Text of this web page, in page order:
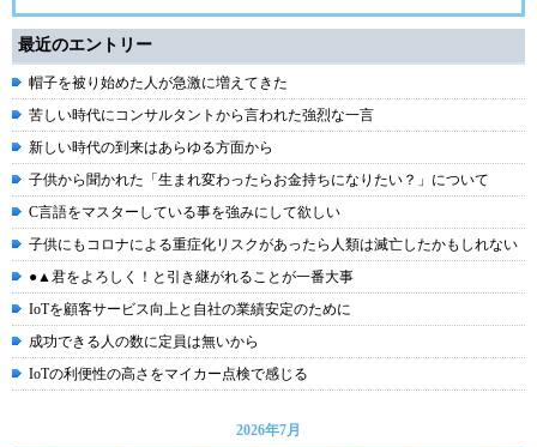
最近のエントリー
帽子を被り始めた人が急激に増えてきた
苦しい時代にコンサルタントから言われた強烈な一言
新しい時代の到来はあらゆる方面から
子供から聞かれた「生まれ変わったらお金持ちになりたい？」について
C言語をマスターしている事を強みにして欲しい
子供にもコロナによる重症化リスクがあったら人類は滅亡したかもしれない
●▲君をよろしく！と引き継がれることが一番大事
IoTを顧客サービス向上と自社の業績安定のために
成功できる人の数に定員は無いから
IoTの利便性の高さをマイカー点検で感じる
2026年7月